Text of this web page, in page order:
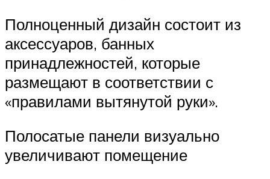
Полноценный дизайн состоит из
аксессуаров, банных
принадлежностей, которые
размещают в соответствии с
«правилами вытянутой руки».
Полосатые панели визуально
увеличивают помещение